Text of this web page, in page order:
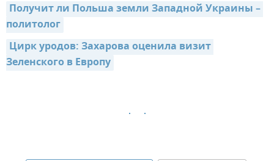
Получит ли Польша земли Западной Украины –
политолог
Цирк уродов: Захарова оценила визит
Зеленского в Европу